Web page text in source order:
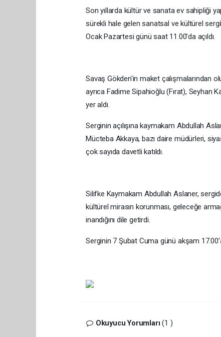
Son yıllarda kültür ve sanata ev sahipliği
sürekli hale gelen sanatsal ve kültürel
Ocak Pazartesi günü saat 11.00’da açıldı.
Savaş Gökden'in maket çalışmalarından
ayrıca Fadime Sipahioğlu (Fırat), Seyhan
yer aldı.
Serginin açılışına kaymakam Abdullah
Mücteba Akkaya, bazı daire müdürleri,
çok sayıda davetli katıldı.
Silifke Kaymakam Abdullah Aslaner,
kültürel mirasın korunması, geleceğe
inandığını dile getirdi.
Serginin 7 Şubat Cuma günü akşam
Okuyucu Yorumları(1 )